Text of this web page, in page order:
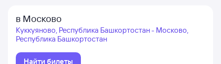
в Москово
Куккуяново, Республика Башкортостан - Москово,
Республика Башкортостан
Найти билеты